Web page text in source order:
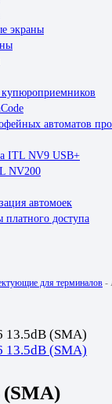
экраны
автоматов
ITL NV9 USB+
NV200
автомоек
платного доступа
для терминалов -
(SMA)